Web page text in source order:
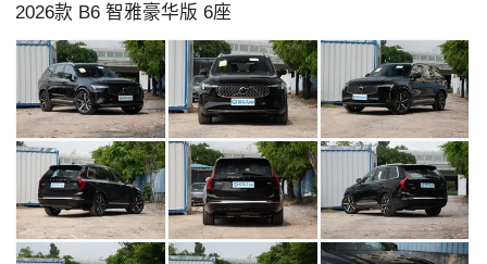
2026款 B6 智雅豪华版 6座